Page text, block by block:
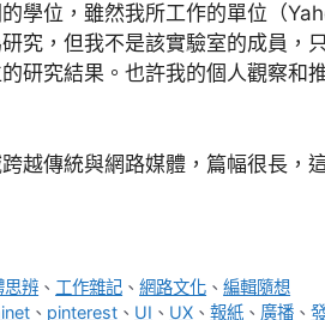
學位，雖然我所工作的單位（
究，但我不是該實驗室的成員，
研究結果。也許我的個人觀察和
越傳統與網路媒體，篇幅很長，
思辨 、 工作雜記 、網路文化 、編輯隨想
、 pinterest 、 UI 、 UX 、報紙 、 廣播 、